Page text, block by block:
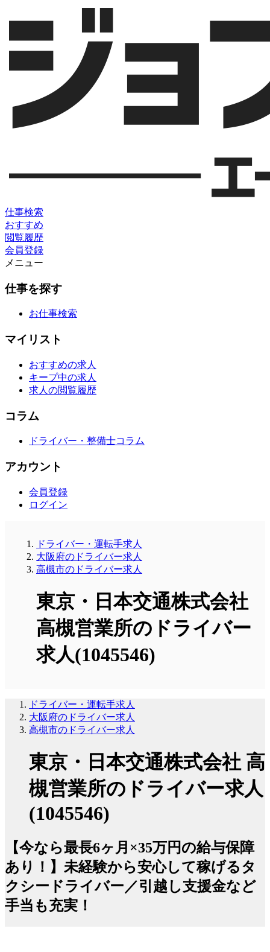
仕事検索
おすすめ
閲覧履歴
会員登録
メニュー
仕事を探す
お仕事検索
マイリスト
おすすめの求人
キープ中の求人
求人の閲覧履歴
コラム
ドライバー・整備士コラム
アカウント
会員登録
ログイン
ドライバー・運転手求人
大阪府のドライバー求人
高槻市のドライバー求人
東京・日本交通株式会社
高槻営業所のドライバー
求人(1045546)
ドライバー・運転手求人
大阪府のドライバー求人
高槻市のドライバー求人
東京・日本交通株式会社 高
槻営業所のドライバー求人
(1045546)
【今なら最長6ヶ月×35万円の給与保障
あり！】未経験から安心して稼げるタ
クシードライバー／引越し支援金など
手当も充実！